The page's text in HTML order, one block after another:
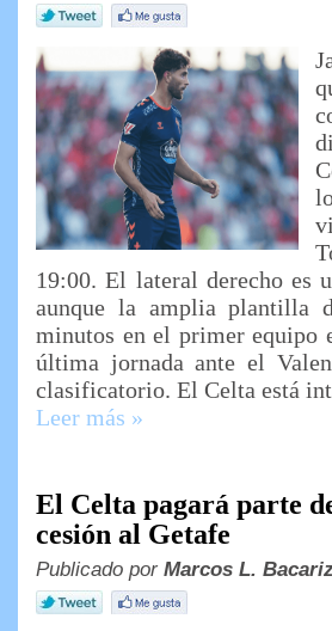
19:00. El lateral derecho es
aunque la amplia plantilla
minutos en el primer equipo
última jornada ante el
clasificatorio. El Celta está
Leer más »
El Celta pagará parte
cesión al Getafe
Publicado por Marcos L.